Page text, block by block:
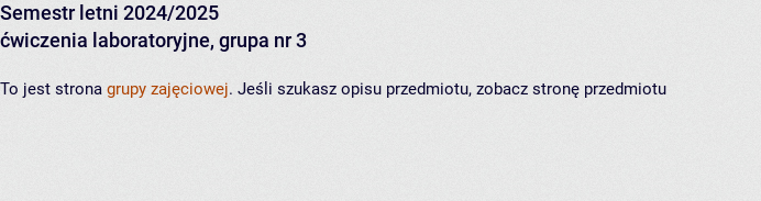
Semestr letni 2024/2025
ćwiczenia laboratoryjne, grupa nr 3
To jest strona grupy zajęciowej. Jeśli szukasz opisu przedmiotu, zobacz stronę przedmiotu